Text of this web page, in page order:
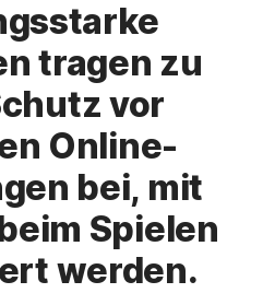
tragen zu
vor
Online-
bei, mit
Spielen
werden.